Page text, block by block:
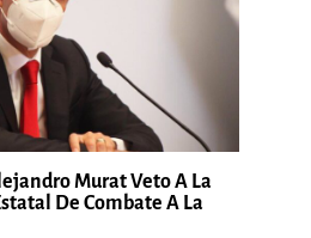
Murat Veto A La
De Combate A La